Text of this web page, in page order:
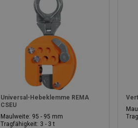
Universal-Hebeklemme REMA
CSEU
Maulweite: 95 - 95 mm
Tragfähigkeit: 3 - 3 t